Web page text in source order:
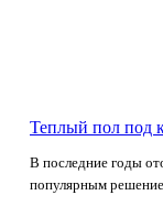
Теплый пол под
В последние годы
популярным